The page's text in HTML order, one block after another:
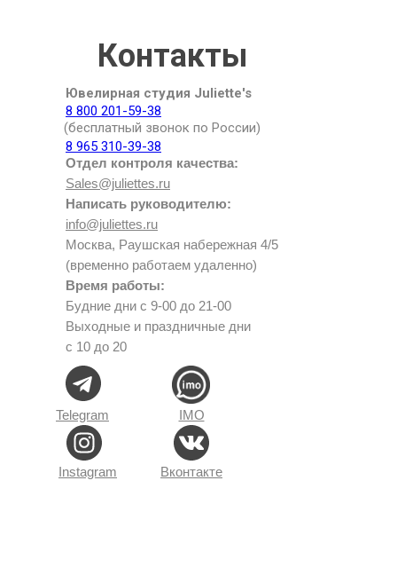
Отдел контроля качества:
Sales@juliettes.ru
Написать руководителю:
info@juliettes.ru
Москва, Раушская набережная 4/5
(временно работаем удаленно)
Время работы:
Будние дни с 9-00 до 21-00
Выходные и праздничные дни
с 10 до 20
Telegram
Вконтакте
Instagram
Ювелирная студия Juliette's
8 800 201-59-38
(бесплатный звонок по России)
8 965 310-39-38
IMO
Контакты